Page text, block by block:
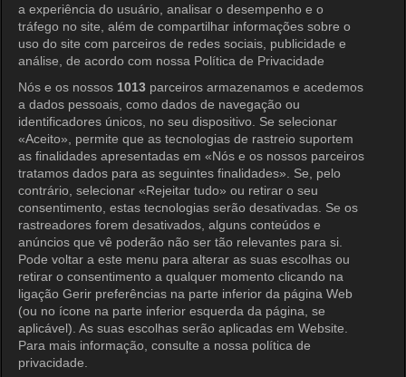
KOCOWA+
Central de Ajuda
Termos de Uso
Política de Privacidade
Política de Privacidade (Europa)
Política de Privacidade (Oceania)
Política de Privacidade (Brasil)
Direitos de Privacidade da Califórnia
Política de Cookies (Gerenciar
a experiência do usuário, analisar o desempenho e o
tráfego no site, além de compartilhar informações sobre o
uso do site com parceiros de redes sociais, publicidade e
análise, de acordo com nossa Política de Privacidade
Nós e os nossos 1013 parceiros armazenamos e acedemos
a dados pessoais, como dados de navegação ou
identificadores únicos, no seu dispositivo. Se selecionar
«Aceito», permite que as tecnologias de rastreio suportem
as finalidades apresentadas em «Nós e os nossos parceiros
tratamos dados para as seguintes finalidades». Se, pelo
contrário, selecionar «Rejeitar tudo» ou retirar o seu
consentimento, estas tecnologias serão desativadas. Se os
rastreadores forem desativados, alguns conteúdos e
anúncios que vê poderão não ser tão relevantes para si.
Pode voltar a este menu para alterar as suas escolhas ou
retirar o consentimento a qualquer momento clicando na
ligação Gerir preferências na parte inferior da página Web
(ou no ícone na parte inferior esquerda da página, se
aplicável). As suas escolhas serão aplicadas em Website.
Para mais informação, consulte a nossa política de
privacidade.